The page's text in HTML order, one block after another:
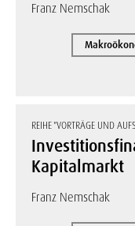
Franz Nemschak
REIHE "VORTRÄGE UND
Kapitalmarkt
Franz Nemschak